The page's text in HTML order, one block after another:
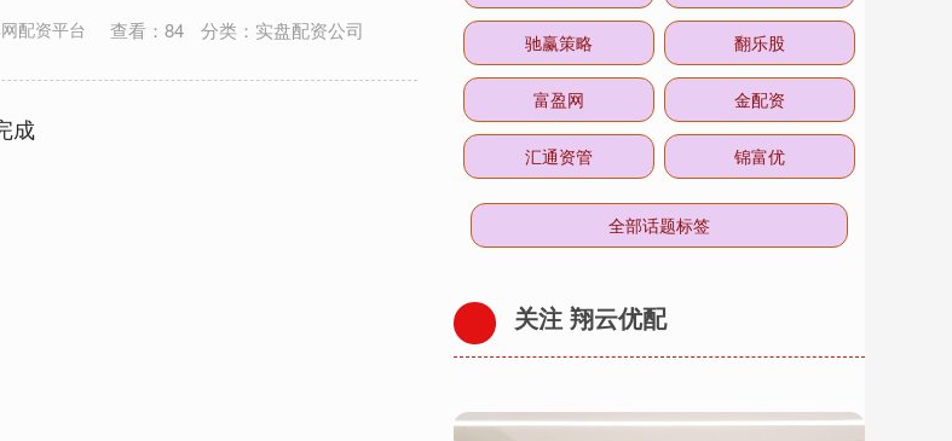
配资平台 查看： 84 分类： 实盘配资公司
成
驰赢策略 翻乐股
富盈网 金配资
汇通资管 锦富优
全部话题标签
关注 翔云优配